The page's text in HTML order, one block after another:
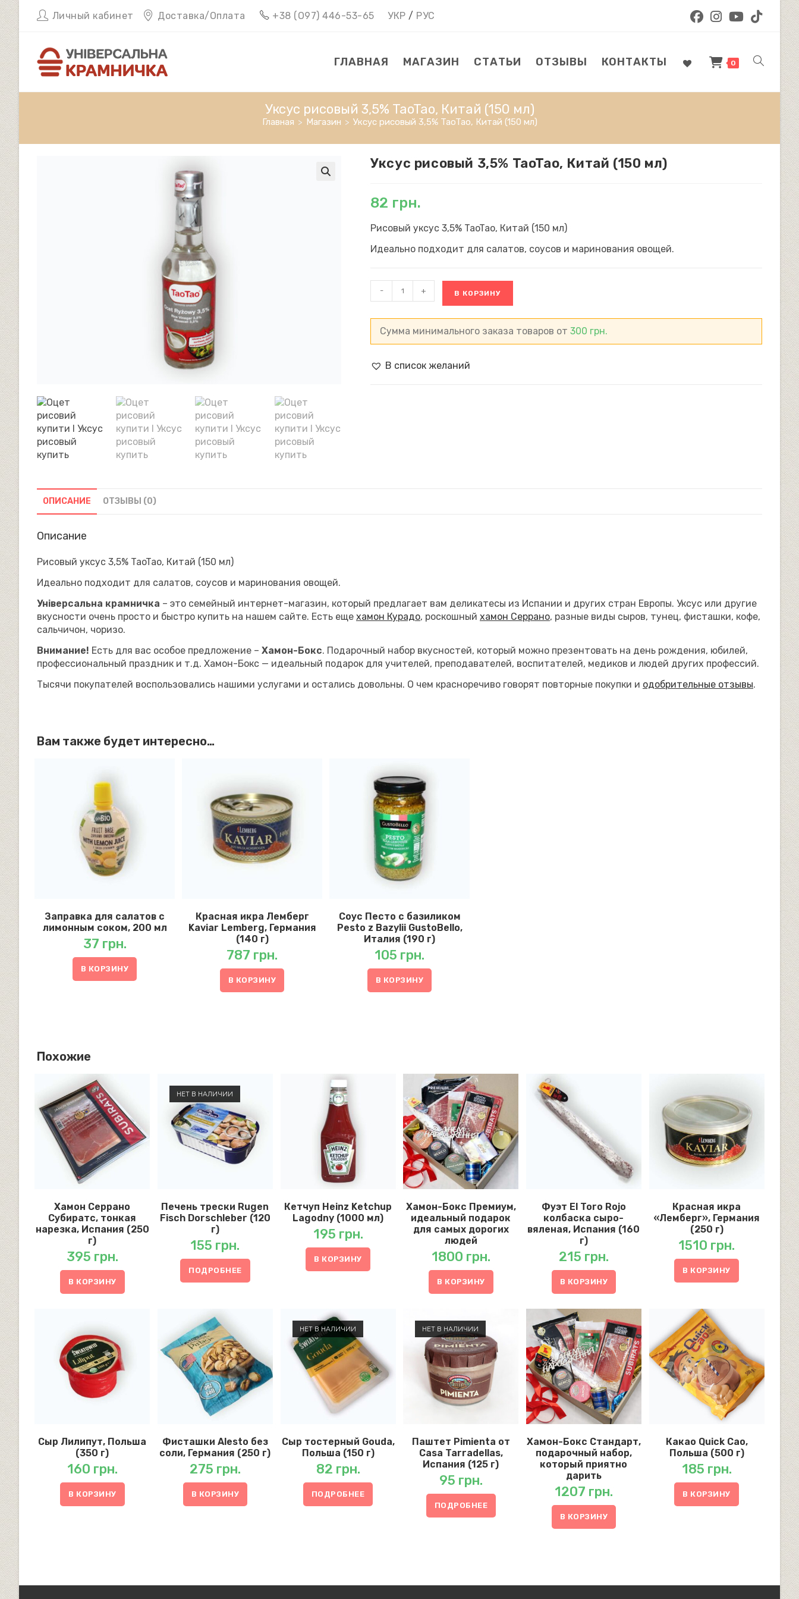
содержимому
Личный кабинет Доставка/Оплата +38 (О97) 446-53-65 УКР / РУС
ГЛАВНАЯ МАГАЗИН СТАТЬИ ОТЗЫВЫ КОНТАКТЫ 0
Уксус рисовый 3,5% TaoTao, Китай (150 мл)
Главная > Магазин > Уксус рисовый 3,5% TaoTao, Китай (150 мл)
Уксус рисовый 3,5% TaoTao, Китай (150 мл)
82 грн.
Рисовый уксус 3,5% TaoTao, Китай (150 мл)
Идеально подходит для салатов, соусов и маринования овощей.
рисовый
3,5%
TaoTao,
(150
- + В КОРЗИНУ
Сумма минимального заказа товаров от300 грн.
В список желаний
ОПИСАНИЕ ОТЗЫВЫ (0)
Описание
Рисовый уксус 3,5% TaoTao, Китай (150 мл)
Идеально подходит для салатов, соусов и маринования овощей.
Універсальна крамничка – это семейный интернет-магазин, который предлагает вам деликатесы из Испании и других стран Европы. Уксус или другие
вкусности очень просто и быстро купить на нашем сайте. Есть еще хамон Курадо, роскошный хамон Серрано, разные виды сыров, тунец, фисташки, кофе,
сальчичон, чоризо.
Внимание! Есть для вас особое предложение – Хамон-Бокс. Подарочный набор вкусностей, который можно презентовать на день рождения, юбилей,
профессиональный праздник и т.д. Хамон-Бокс — идеальный подарок для учителей, преподавателей, воспитателей, медиков и людей других профессий.
Тысячи покупателей воспользовались нашими услугами и остались довольны. О чем красноречиво говорят повторные покупки и одобрительные отзывы.
Вам также будет интересно…
Заправка для салатов с
лимонным соком, 200 мл
37 грн.
В КОРЗИНУ
Красная икра Лемберг
Kaviar Lemberg, Германия
(140 г)
787 грн.
В КОРЗИНУ
Соус Песто с базиликом
Pesto z Bazylii GustoBello,
Италия (190 г)
105 грн.
В КОРЗИНУ
Похожие
Хамон Серрано
Субиратс, тонкая
нарезка, Испания (250
г)
395 грн.
В КОРЗИНУ
НЕТ В НАЛИЧИИ
Печень трески Rugen
Fisch Dorschleber (120
г)
155 грн.
ПОДРОБНЕЕ
Кетчуп Heinz Ketchup
Lagodny (1000 мл)
195 грн.
В КОРЗИНУ
Хамон-Бокс Премиум,
идеальный подарок
для самых дорогих
людей
1800 грн.
В КОРЗИНУ
Фуэт El Toro Rojo
колбаска сыро-
вяленая, Испания (160
г)
215 грн.
В КОРЗИНУ
Красная икра
«Лемберг», Германия
(250 г)
1510 грн.
В КОРЗИНУ
Сыр Лилипут, Польша
(350 г)
160 грн.
В КОРЗИНУ
Фисташки Alesto без
соли, Германия (250 г)
275 грн.
В КОРЗИНУ
НЕТ В НАЛИЧИИ
Сыр тостерный Gouda,
Польша (150 г)
82 грн.
ПОДРОБНЕЕ
НЕТ В НАЛИЧИИ
Паштет Pimienta от
Casa Tarradellas,
Испания (125 г)
95 грн.
ПОДРОБНЕЕ
Хамон-Бокс Стандарт,
подарочный набор,
который приятно
дарить
1207 грн.
В КОРЗИНУ
Какао Quick Cao,
Польша (500 г)
185 грн.
В КОРЗИНУ